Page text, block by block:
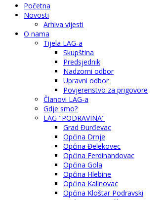
Početna
Novosti
Arhiva vijesti
O nama
Tijela LAG-a
Skupština
Predsjednik
Nadzorni odbor
Upravni odbor
Povjerenstvo za prigovore
Članovi LAG-a
Gdje smo?
LAG "PODRAVINA"
Grad Đurđevac
Općina Drnje
Općina Đelekovec
Općina Ferdinandovac
Općina Gola
Općina Hlebine
Općina Kalinovac
Općina Kloštar Podravski